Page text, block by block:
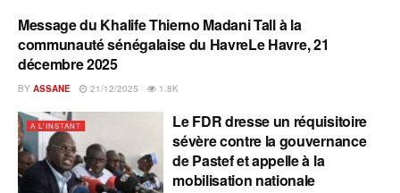
A L'INSTANT
Message du Khalife Thierno Madani Tall à la
communauté sénégalaise du HavreLe Havre, 21
décembre 2025
BY ASSANE 21/12/2025 1.8K
A L'INSTANT
Le FDR dresse un réquisitoire
sévère contre la gouvernance
de Pastef et appelle à la
mobilisation nationale